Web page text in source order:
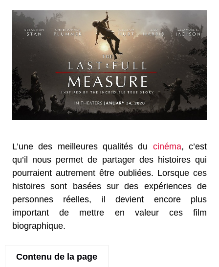
L’une des meilleures qualités du cinéma, c’est
qu’il nous permet de partager des histoires qui
pourraient autrement être oubliées. Lorsque ces
histoires sont basées sur des expériences de
personnes réelles, il devient encore plus
important de mettre en valeur ces film
biographique.
Contenu de la page